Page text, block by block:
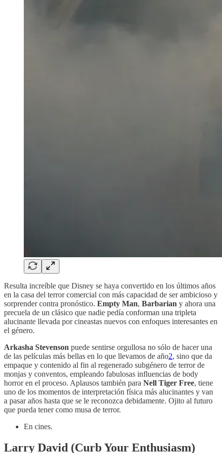
Resulta increíble que Disney se haya convertido en los últimos años
en la casa del terror comercial con más capacidad de ser ambicioso y
sorprender contra pronóstico. Empty Man, Barbarian y ahora una
precuela de un clásico que nadie pedía conforman una tripleta
alucinante llevada por cineastas nuevos con enfoques interesantes en
el género.
Arkasha Stevenson puede sentirse orgullosa no sólo de hacer una
de las películas más bellas en lo que llevamos de año2, sino que da
empaque y contenido al fin al regenerado subgénero de terror de
monjas y conventos, empleando fabulosas influencias de body
horror en el proceso. Aplausos también para Nell Tiger Free, tiene
uno de los momentos de interpretación física más alucinantes y van
a pasar años hasta que se le reconozca debidamente. Ojito al futuro
que pueda tener como musa de terror.
En cines.
Larry David (Curb Your Enthusiasm)